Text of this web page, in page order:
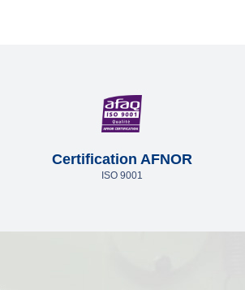
Certification AFNOR
ISO 9001